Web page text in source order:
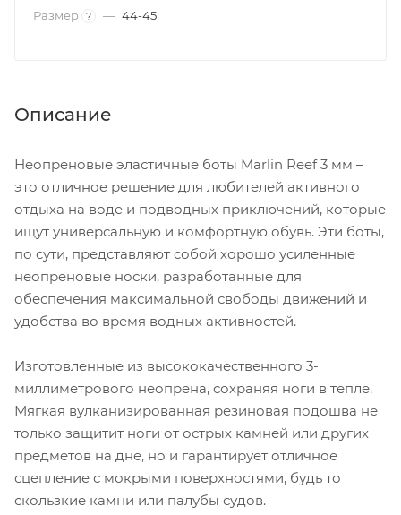
Размер ? — 44-45
Описание
Неопреновые эластичные боты Marlin Reef 3 мм –
это отличное решение для любителей активного
отдыха на воде и подводных приключений, которые
ищут универсальную и комфортную обувь. Эти боты,
по сути, представляют собой хорошо усиленные
неопреновые носки, разработанные для
обеспечения максимальной свободы движений и
удобства во время водных активностей.
Изготовленные из высококачественного 3-
миллиметрового неопрена, сохраняя ноги в тепле.
Мягкая вулканизированная резиновая подошва не
только защитит ноги от острых камней или других
предметов на дне, но и гарантирует отличное
сцепление с мокрыми поверхностями, будь то
скользкие камни или палубы судов.